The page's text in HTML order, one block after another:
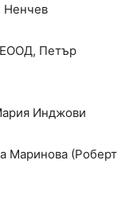
Ненчев
ЕООД, Петър
Инджови
Маринова (Роберт